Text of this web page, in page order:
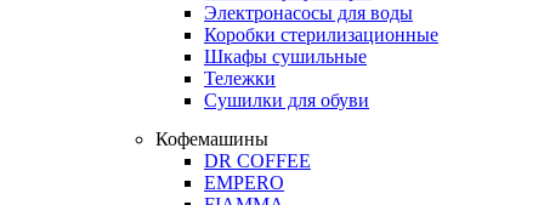
Электронасосы для воды
Коробки стерилизационные
Шкафы сушильные
Тележки
Сушилки для обуви
Кофемашины
DR COFFEE
EMPERO